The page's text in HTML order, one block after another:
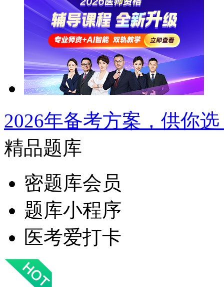
2026年备考方案，供你
精品题库
密题库会员
题库小程序
医考爱打卡